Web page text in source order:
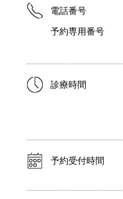
電話番号
予約専用番号
診療時間
予約受付時間